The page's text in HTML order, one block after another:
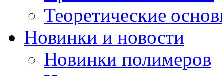
Теоретические
Новинки и новости
Новинки полимеров